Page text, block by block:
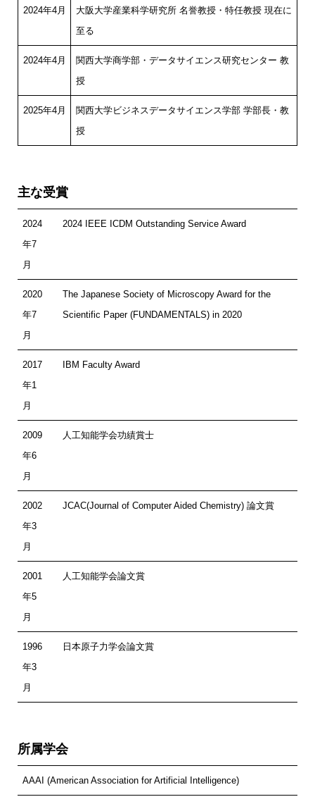
2024年4月
大阪大学産業科学研究所 名誉教授・特任教授 現在に
至る
2024年4月
関西大学商学部・データサイエンス研究センター 教
授
2025年4月
関西大学ビジネスデータサイエンス学部 学部長・教
授
主な受賞
2024
年7
月
2024 IEEE ICDM Outstanding Service Award
2020
年7
月
The Japanese Society of Microscopy Award for the
Scientific Paper (FUNDAMENTALS) in 2020
2017
年1
月
IBM Faculty Award
2009
年6
月
人工知能学会功績賞士
2002
年3
月
JCAC(Journal of Computer Aided Chemistry) 論文賞
2001
年5
月
人工知能学会論文賞
1996
年3
月
日本原子力学会論文賞
所属学会
AAAI (American Association for Artificial Intelligence)